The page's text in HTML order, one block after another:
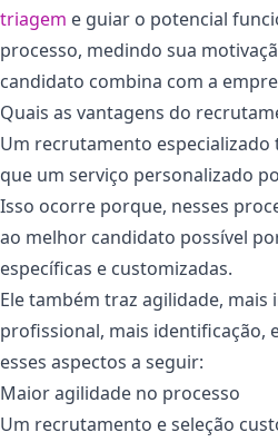
triagem e guiar o potencial
processo, medindo sua
candidato combina com a
Quais as vantagens do
Um recrutamento especializado
que um serviço personalizado
Isso ocorre porque, nesses
ao melhor candidato possível
específicas e customizadas.
Ele também traz agilidade,
profissional, mais identificação,
esses aspectos a seguir:
Maior agilidade no processo
Um recrutamento e seleção